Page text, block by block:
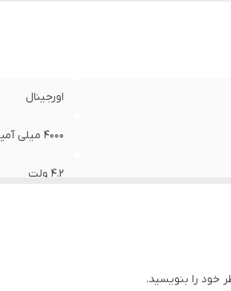
اورجینال
4000 میلی آمپر
4.2 ولت
خود را بنویسید.